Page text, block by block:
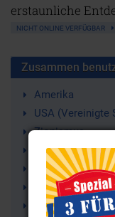
erstaunliche
NICHT ONLINE VERFÜGBAR
Zusammen
Amerika
USA (Vereinigte
Zionismus
Massenmedien
Politik
Jüdischer